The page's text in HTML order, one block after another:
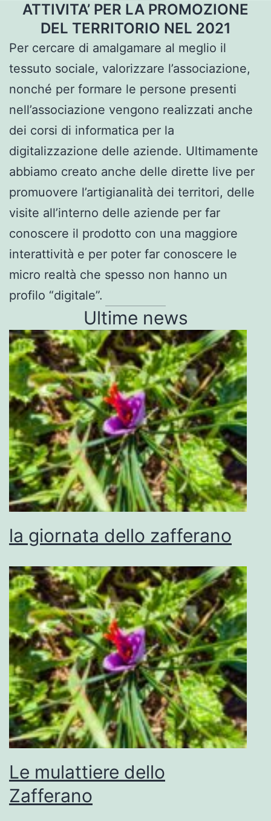
ATTIVITA’ PER LA PROMOZIONE
DEL TERRITORIO NEL 2021
Per cercare di amalgamare al meglio il
tessuto sociale, valorizzare l’associazione,
nonché per formare le persone presenti
nell’associazione vengono realizzati anche
dei corsi di informatica per la
digitalizzazione delle aziende. Ultimamente
abbiamo creato anche delle dirette live per
promuovere l’artigianalità dei territori, delle
visite all’interno delle aziende per far
conoscere il prodotto con una maggiore
interattività e per poter far conoscere le
micro realtà che spesso non hanno un
profilo “digitale”.
Ultime news
la giornata dello zafferano
Le mulattiere dello
Zafferano